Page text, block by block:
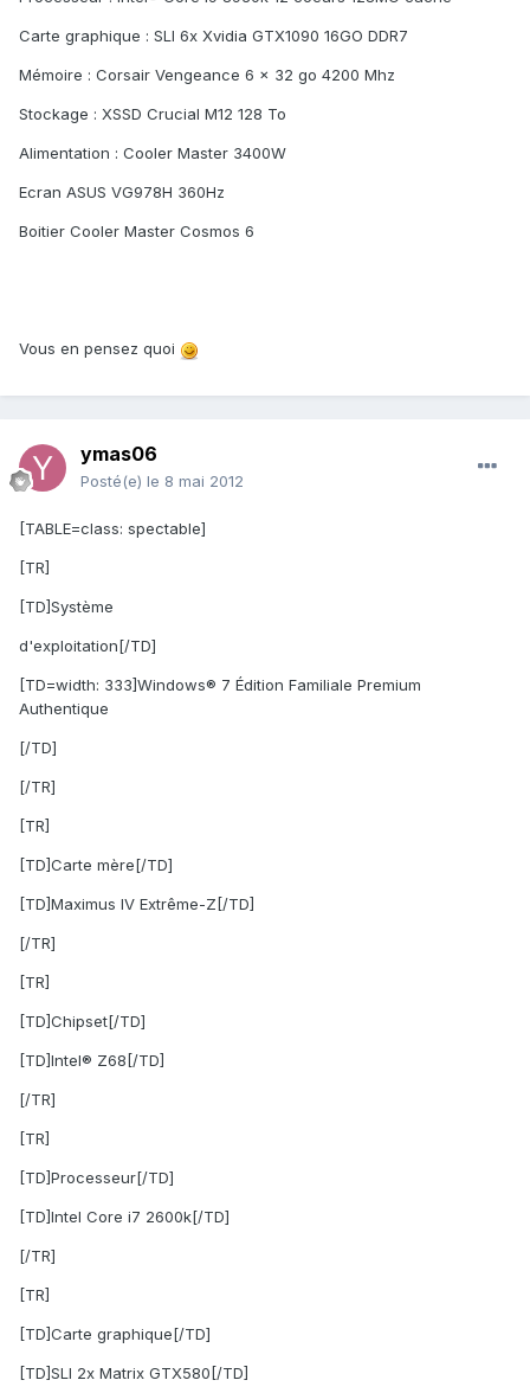
Carte graphique : SLI 6x Xvidia GTX1090 16GO DDR7
Mémoire : Corsair Vengeance 6 x 32 go 4200 Mhz
Stockage : XSSD Crucial M12 128 To
Alimentation : Cooler Master 3400W
Ecran ASUS VG978H 360Hz
Boitier Cooler Master Cosmos 6
Vous en pensez quoi
ymas06
Posté(e) le 8 mai 2012
[TABLE=class: spectable]
[TR]
[TD]Système
d'exploitation[/TD]
[TD=width: 333]Windows® 7 Édition Familiale Premium
Authentique
[/TD]
[/TR]
[TR]
[TD]Carte mère[/TD]
[TD]Maximus IV Extrême-Z[/TD]
[/TR]
[TR]
[TD]Chipset[/TD]
[TD]Intel® Z68[/TD]
[/TR]
[TR]
[TD]Processeur[/TD]
[TD]Intel Core i7 2600k[/TD]
[/TR]
[TR]
[TD]Carte graphique[/TD]
[TD]SLI 2x Matrix GTX580[/TD]